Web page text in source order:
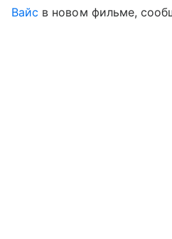
Вайс в новом фильме,